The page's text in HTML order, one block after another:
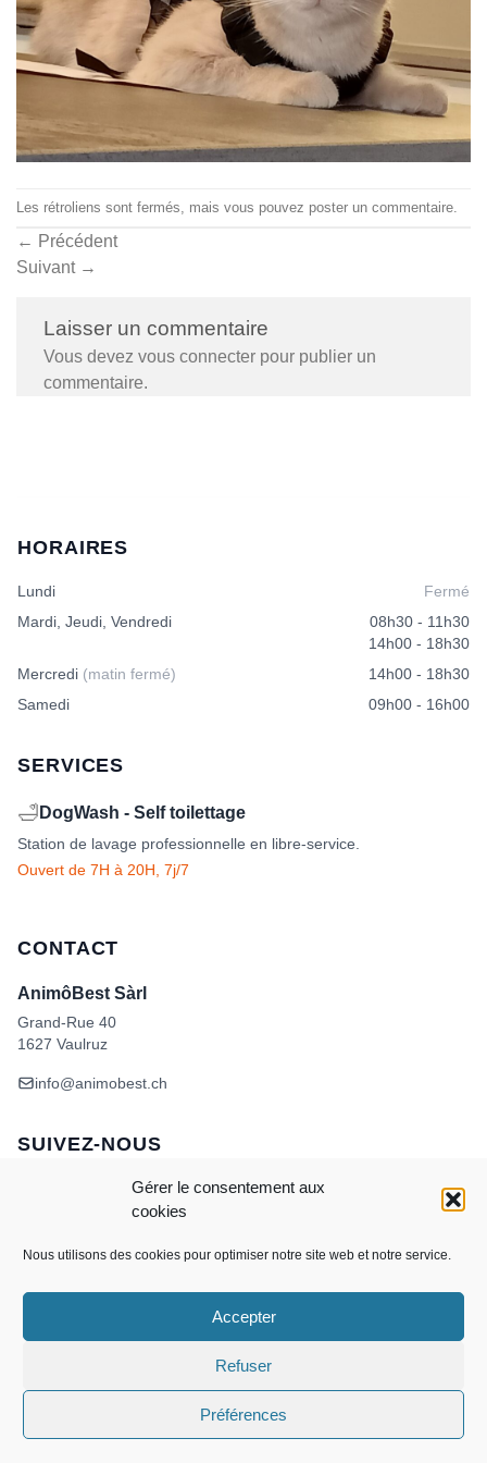
Gérer le consentement aux
cookies
Nous utilisons des cookies pour optimiser notre site web et notre service.
Accepter
Refuser
Préférences
Les rétroliens sont fermés, mais vous pouvez poster un commentaire
← Précédent
Suivant →
Laisser un commentaire
Vous devez vous connecter pour publier un
commentaire.
HORAIRES
Lundi
Fermé
Mardi, Jeudi, Vendredi
08h30 - 11h30
14h00 - 18h30
Mercredi (matin fermé)
14h00 - 18h30
Samedi
09h00 - 16h00
SERVICES
🛁 DogWash - Self toilettage
Station de lavage professionnelle en libre-service.
Ouvert de 7H à 20H, 7j/7
CONTACT
AnimôBest Sàrl
Grand-Rue 40
1627 Vaulruz
info@animobest.ch
SUIVEZ-NOUS
MasterCardCredit
POLITIQUE DE COOKIES
Copyright 2026 ©AnimôBest Sàrl